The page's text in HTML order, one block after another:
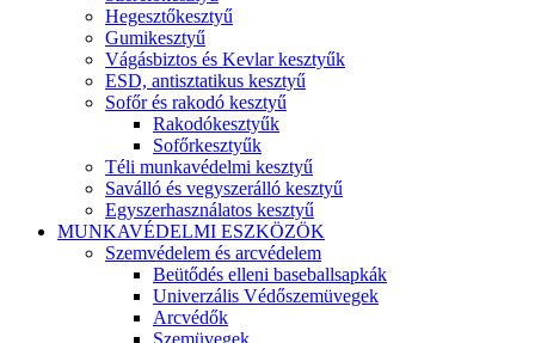
Hegesztőkesztyű
Gumikesztyű
Vágásbiztos és Kevlar kesztyűk
ESD, antisztatikus kesztyű
Sofőr és rakodó kesztyű
Rakodókesztyűk
Sofőrkesztyűk
Téli munkavédelmi kesztyű
Saválló és vegyszerálló kesztyű
Egyszerhasználatos kesztyű
MUNKAVÉDELMI ESZKÖZÖK
Szemvédelem és arcvédelem
Beütődés elleni baseballsapkák
Univerzális Védőszemüvegek
Arcvédők
Szemüvegek